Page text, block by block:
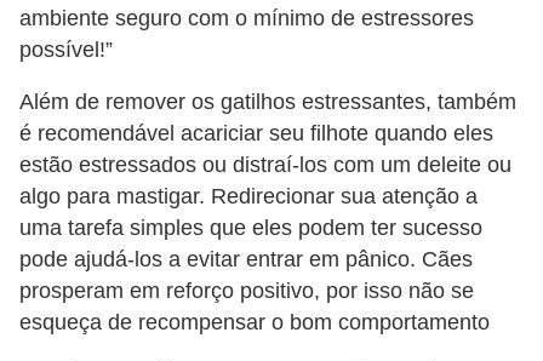
ambiente seguro com o mínimo de estressores
possível!”
Além de remover os gatilhos estressantes, também
é recomendável acariciar seu filhote quando eles
estão estressados ​​ou distraí-los com um deleite ou
algo para mastigar. Redirecionar sua atenção a
uma tarefa simples que eles podem ter sucesso
pode ajudá-los a evitar entrar em pânico. Cães
prosperam em reforço positivo, por isso não se
esqueça de recompensar o bom comportamento
t
o
s
p
a
r
a
a